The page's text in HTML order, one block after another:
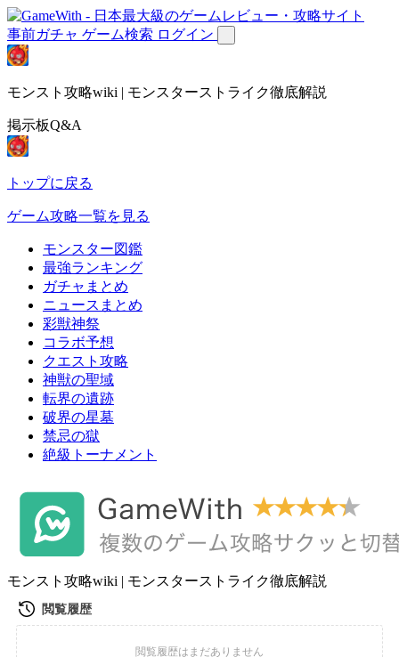
事前ガチャ ゲーム検索 ログイン
モンスト攻略wiki | モンスターストライク徹底解説
掲示板Q&A
トップに戻る
ゲーム攻略一覧を見る
モンスター図鑑
最強ランキング
ガチャまとめ
ニュースまとめ
彩獣神祭
コラボ予想
クエスト攻略
神獣の聖域
転界の遺跡
破界の星墓
禁忌の獄
絶級トーナメント
モンスト攻略wiki | モンスターストライク徹底解説